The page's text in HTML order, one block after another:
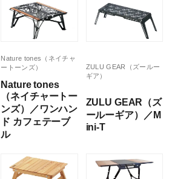
Nature tones（ネイチャ
ートーンズ）
Nature tones
（ネイチャートー
ンズ）／ワンハン
ド カフェテーブ
ル
ZULU GEAR（ズールー
ギア）
ZULU GEAR（ズ
ールーギア）／M
ini-T